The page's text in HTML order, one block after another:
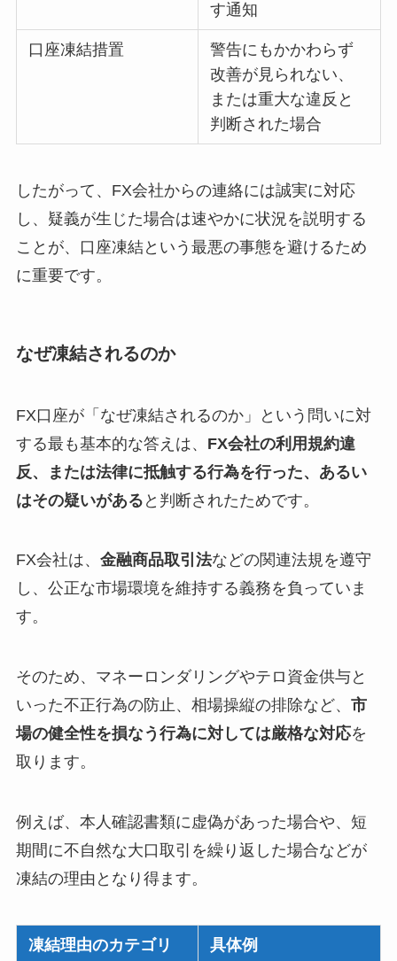
す通知
口座凍結措置
警告にもかかわらず
改善が見られない、
または重大な違反と
判断された場合
したがって、FX会社からの連絡には誠実に対応
し、疑義が生じた場合は速やかに状況を説明する
ことが、口座凍結という最悪の事態を避けるため
に重要です。
なぜ凍結されるのか
FX口座が「なぜ凍結されるのか」という問いに対
する最も基本的な答えは、 FX会社の利用規約違
反、または法律に抵触する行為を行った、あるい
はその疑いがある と判断されたためです。
FX会社は、 金融商品取引法などの関連法規を遵守
し、公正な市場環境を維持する義務を負っていま
す。
そのため、マネーロンダリングやテロ資金供与と
いった不正行為の防止、相場操縦の排除など、 市
場の健全性を損なう行為に対しては厳格な対応を
取ります。
例えば、本人確認書類に虚偽があった場合や、短
期間に不自然な大口取引を繰り返した場合などが
凍結の理由となり得ます。
凍結理由のカテゴリ
具体例